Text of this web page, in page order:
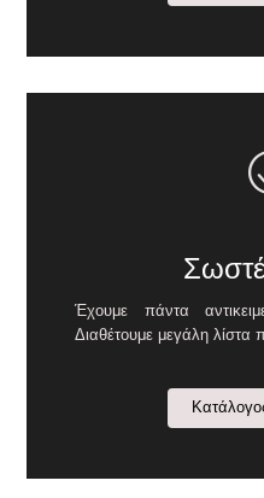
Έχουμε πάντα
Διαθέτουμε μεγάλη